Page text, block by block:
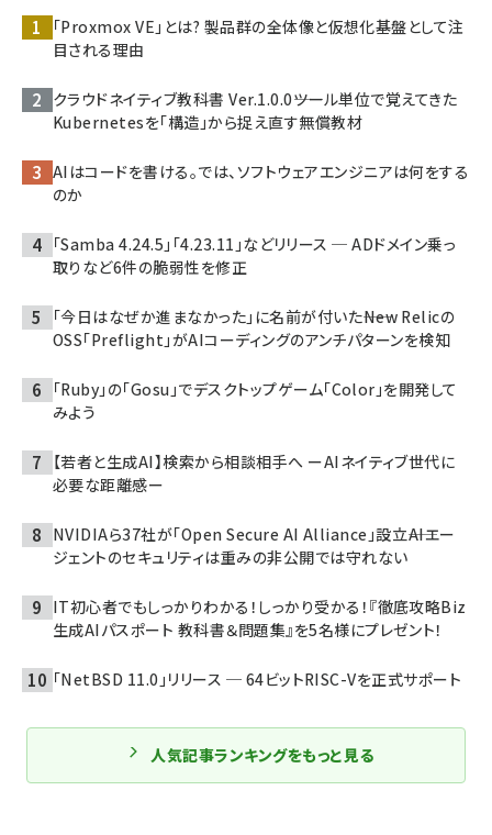
「Proxmox VE」とは? 製品群の全体像と仮想化基盤として注
目される理由
クラウドネイティブ教科書 Ver.1.0.0――ツール単位で覚えてきた
Kubernetesを「構造」から捉え直す無償教材
AIはコードを書ける。では、ソフトウェアエンジニアは何をする
のか
「Samba 4.24.5」「4.23.11」などリリース ─ ADドメイン乗っ
取りなど6件の脆弱性を修正
「今日はなぜか進まなかった」に名前が付いた――New Relicの
OSS「Preflight」がAIコーディングのアンチパターンを検知
「Ruby」の「Gosu」でデスクトップゲーム「Color」を開発して
みよう
【若者と生成AI】検索から相談相手へ ーAIネイティブ世代に
必要な距離感ー
NVIDIAら37社が「Open Secure AI Alliance」設立――AIエー
ジェントのセキュリティは重みの非公開では守れない
IT初心者でもしっかりわかる！しっかり受かる！『徹底攻略Biz
生成AIパスポート 教科書＆問題集』を5名様にプレゼント！
「NetBSD 11.0」リリース ─ 64ビットRISC-Vを正式サポート
人気記事ランキングをもっと見る